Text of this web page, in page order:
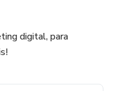
digital, para